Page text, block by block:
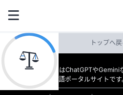
トップへ戻
教えてAI byGMO はChatGPTや
（指示文）の日本語ポータルサイトです